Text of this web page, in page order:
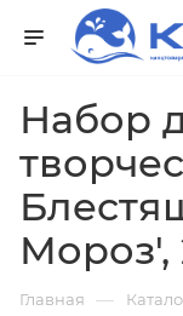
Набор
Мороз',
Главная —